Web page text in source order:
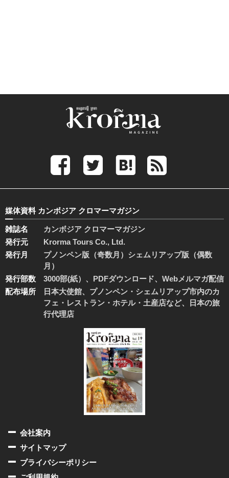
媒体資料 カンボジア クロマーマガジン
雑誌名
カンボジア クロマーマガジン
発行元
Krorma Tours Co., Ltd.
発行月
プノンペン版（奇数月）シェムリアップ版（偶数
月）
発行部数
3000部(紙）、PDFダウンロード、Webメルマガ配信
配布場所
日本大使館、プノンペン・シェムリアップ市内のカ
フェ・レストラン・ホテル・土産店など、日本の旅
行代理店
会社案内
サイトマップ
プライバシーポリシー